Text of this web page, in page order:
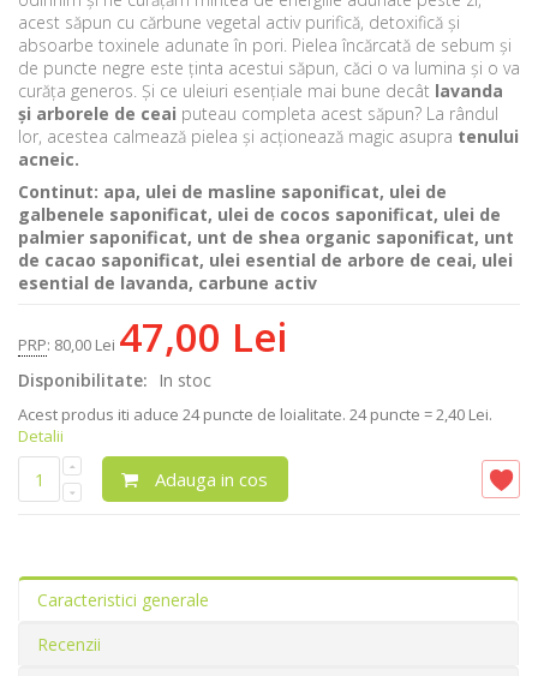
acest săpun cu cărbune vegetal activ purifică, detoxifică și
absoarbe toxinele adunate în pori. Pielea încărcată de sebum și
de puncte negre este ținta acestui săpun, căci o va lumina și o va
curăța generos. Și ce uleiuri esențiale mai bune decât lavanda
și arborele de ceai puteau completa acest săpun? La rândul
lor, acestea calmează pielea și acționează magic asupra tenului
acneic.
Continut: apa, ulei de masline saponificat, ulei de
galbenele saponificat, ulei de cocos saponificat, ulei de
palmier saponificat, unt de shea organic saponificat, unt
de cacao saponificat, ulei esential de arbore de ceai, ulei
esential de lavanda, carbune activ
PRP: 80,00 Lei 47,00 Lei
Disponibilitate: In stoc
Acest produs iti aduce 24puncte de loialitate. 24 puncte = 2,40 Lei.
Detalii
Adauga in cos
Caracteristici generale
Recenzii